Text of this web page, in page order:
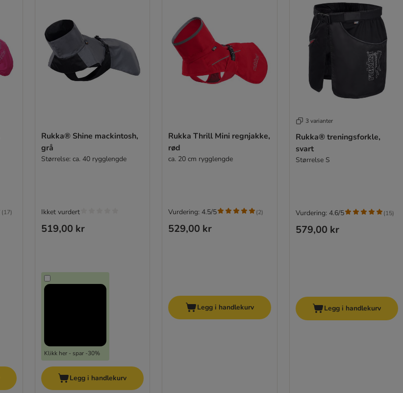
(17)
Rukka® Shine mackintosh,
grå
Størrelse: ca. 40 rygglengde
519,00 kr
Klikk her - spar -30%
Ikket vurdert
Legg i handlekurv
Rukka Thrill Mini regnjakke,
rød
ca. 20 cm rygglengde
529,00 kr
Vurdering: 4.5/5 (2)
Legg i handlekurv
3 varianter
Rukka® treningsforkle,
svart
Størrelse S
579,00 kr
Vurdering: 4.6/5 (15)
Legg i handlekurv